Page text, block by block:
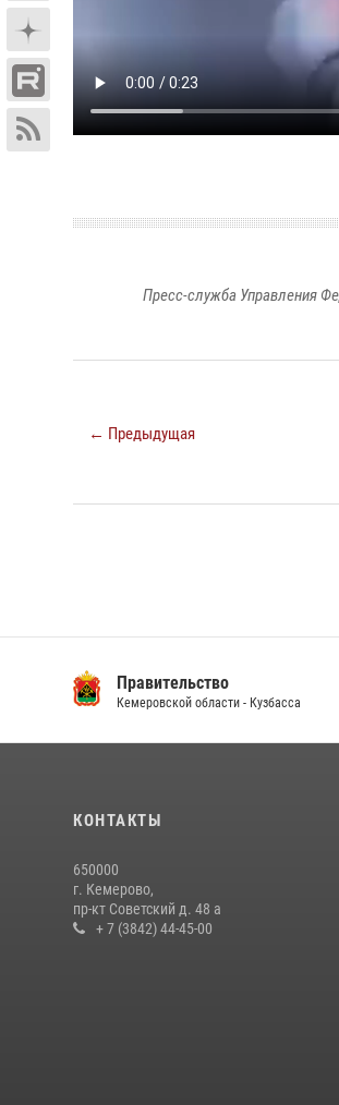
Пресс-служба Управления
← Предыдущая
Правительство
Кемеровской области - Кузбасса
КОНТАКТЫ
650000
г. Кемерово,
пр-кт Советский д. 48 а
+ 7 (3842) 44-45-00